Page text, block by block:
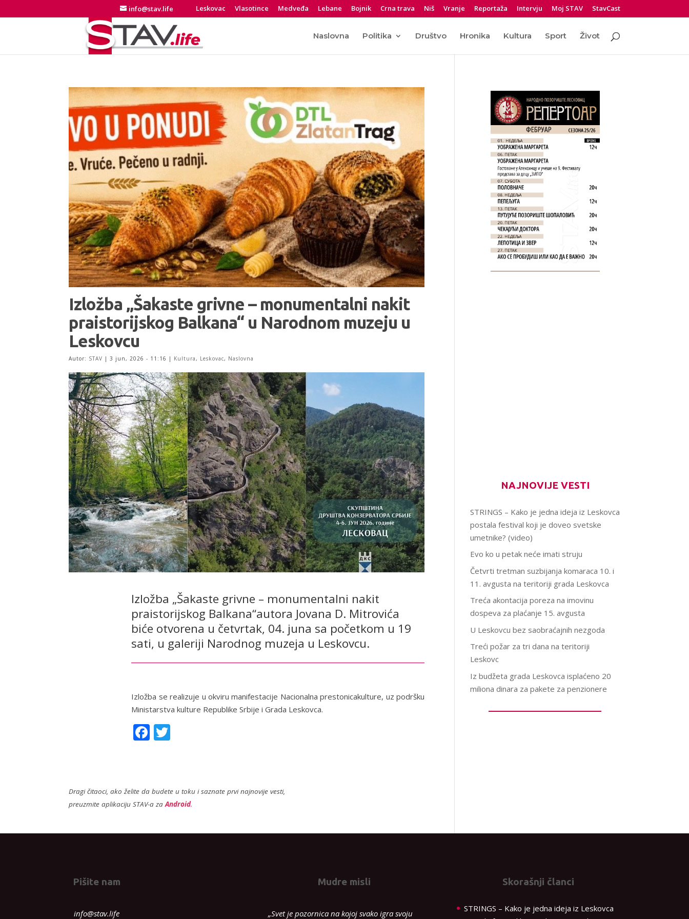
info@stav.life Leskovac Vlasotince Medveđa Lebane Bojnik Crna trava Niš Vranje Reportaža Intervju Moj STAV StavCast
Naslovna Politika Društvo Hronika Kultura Sport Život
Izložba „Šakaste grivne – monumentalni nakit
praistorijskog Balkana“ u Narodnom muzeju u
Leskovcu
Autor: STAV |3 jun, 2026 - 11:16 | Kultura, Leskovac, Naslovna
Izložba „Šakaste grivne – monumentalni nakit
praistorijskog Balkana“autora Jovana D. Mitrovića
biće otvorena u četvrtak, 04. juna sa početkom u 19
sati, u galeriji Narodnog muzeja u Leskovcu.
Izložba se realizuje u okviru manifestacije Nacionalna prestonicakulture, uz podršku
Ministarstva kulture Republike Srbije i Grada Leskovca.
F
o
o
k
Dragi čitaoci, ako želite da budete u toku i saznate prvi najnovije vesti,
preuzmite aplikaciju STAV-a zaAndroid.
NAJNOVIJE VESTI
STRINGS – Kako je jedna ideja iz Leskovca
postala festival koji je doveo svetske
umetnike? (video)
Evo ko u petak neće imati struju
Četvrti tretman suzbijanja komaraca 10. i
11. avgusta na teritoriji grada Leskovca
Treća akontacija poreza na imovinu
dospeva za plaćanje 15. avgusta
U Leskovcu bez saobraćajnih nezgoda
Treći požar za tri dana na teritoriji
Leskovc
Iz budžeta grada Leskovca isplaćeno 20
miliona dinara za pakete za penzionere
Pišite nam
info@stav.life
Mudre misli
„Svet je pozornica na kojoj svako igra svoju
Skorašnji članci
STRINGS – Kako je jedna ideja iz Leskovca